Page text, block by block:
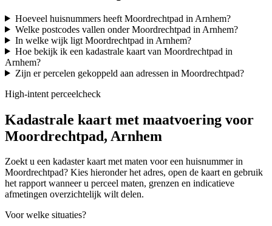
Hoeveel huisnummers heeft Moordrechtpad in Arnhem?
Welke postcodes vallen onder Moordrechtpad in Arnhem?
In welke wijk ligt Moordrechtpad in Arnhem?
Hoe bekijk ik een kadastrale kaart van Moordrechtpad in
Arnhem?
Zijn er percelen gekoppeld aan adressen in Moordrechtpad?
High-intent perceelcheck
Kadastrale kaart met maatvoering voor
Moordrechtpad, Arnhem
Zoekt u een kadaster kaart met maten voor een huisnummer in
Moordrechtpad? Kies hieronder het adres, open de kaart en gebruik
het rapport wanneer u perceel maten, grenzen en indicatieve
afmetingen overzichtelijk wilt delen.
Voor welke situaties?